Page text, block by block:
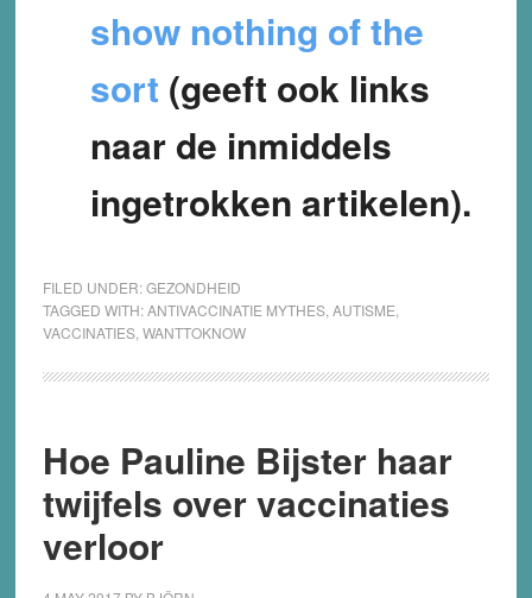
show nothing of the
sort (geeft ook links
naar de inmiddels
ingetrokken artikelen).
FILED UNDER:GEZONDHEID
TAGGED WITH:ANTIVACCINATIE MYTHES, AUTISME
VACCINATIES, WANTTOKNOW
Hoe Pauline Bijster haar
twijfels over vaccinaties
verloor